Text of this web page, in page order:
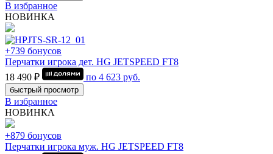
В избранное
НОВИНКА
+739 бонусов
Перчатки игрока дет. HG JETSPEED FT8
18 490 ₽
по 4 623 руб.
быстрый просмотр
В избранное
НОВИНКА
+879 бонусов
Перчатки игрока муж. HG JETSPEED FT8